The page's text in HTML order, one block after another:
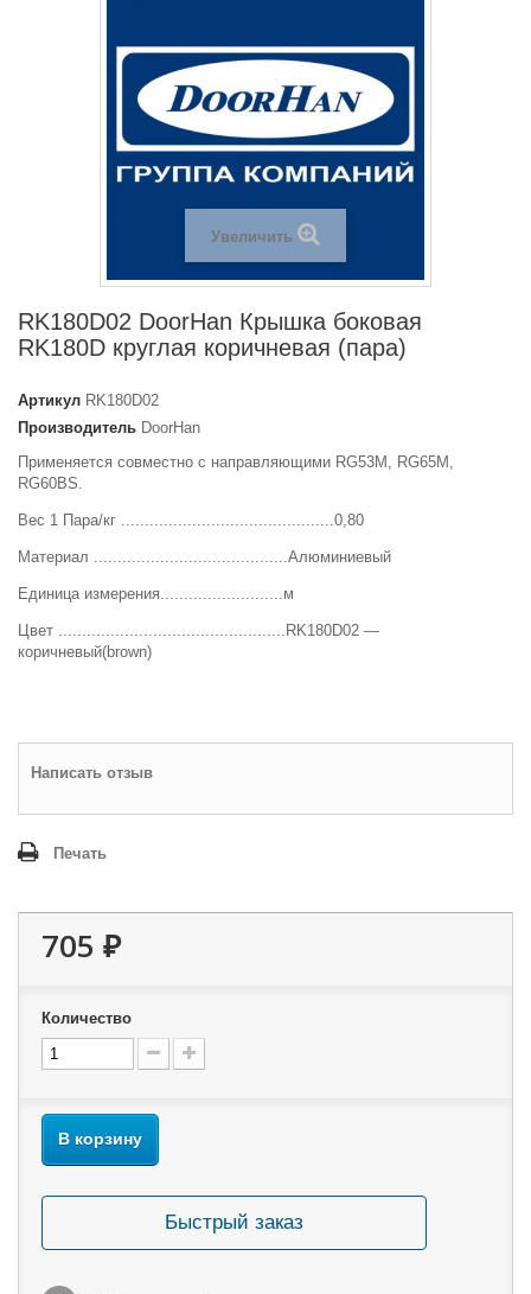
Увеличить
RK180D02 DoorHan Крышка боковая
RK180D круглая коричневая (пара)
Артикул RK180D02
Производитель DoorHan
Применяется совместно с направляющими RG53M, RG65M,
RG60BS.
Вес 1 Пара/кг .............................................0,80
Материал .........................................Алюминиевый
Единица измерения..........................м
Цвет ................................................RK180D02 —
коричневый(brown)
Написать отзыв
Печать
705 ₽
Количество
В корзину
Быстрый заказ
Способ оплаты*
Отправить